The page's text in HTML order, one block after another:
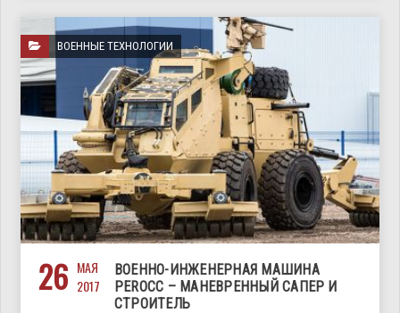
ВОЕННЫЕ ТЕХНОЛОГИИ
26 МАЯ
2017
ВОЕННО-ИНЖЕНЕРНАЯ МАШИНА
PEROCC – МАНЕВРЕННЫЙ САПЕР И
СТРОИТЕЛЬ